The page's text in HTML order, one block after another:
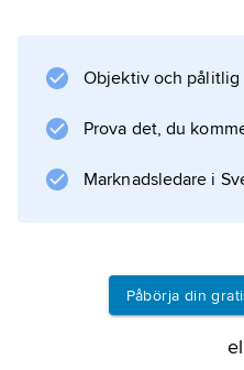
Information
Objektiv och pålitlig
Prova det, du
Marknadsledare i
Påbörja din